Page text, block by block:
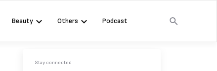
Beauty Others Podcast
Stay connected